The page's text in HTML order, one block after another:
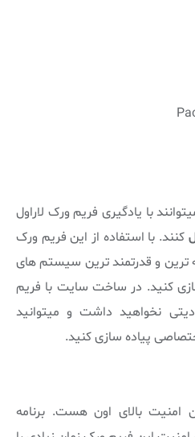
با یادگیری فریم ورک لاراول
کنند. با استفاده از این فریم ورک
ترین و قدرتمند ترین سیستم های
کنید. در ساخت سایت با فریم
نخواهید داشت و میتوانید
پیاده سازی کنید.
امنیت بالای اون هست. برنامه